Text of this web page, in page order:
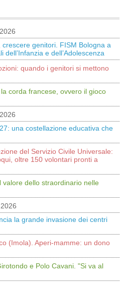
2026
genitori. FISM Bologna a
dell’Infanzia e dell’Adolescenza
quando i genitori si mettono
corda francese, ovvero il gioco
2026
una costellazione educativa che
del Servizio Civile Universale:
oltre 150 volontari pronti a
valore dello straordinario nelle
2026
la grande invasione dei centri
(Imola). Aperi-mamme: un dono
e Polo Cavani. "Si va al